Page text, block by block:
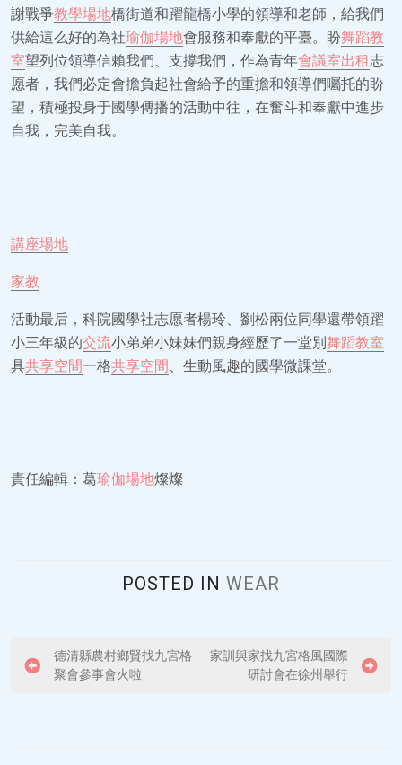
謝戰爭教學場地橋街道和躍龍橋小學的領導和老師，給我們
供給這么好的為社瑜伽場地會服務和奉獻的平臺。盼舞蹈教
室望列位領導信賴我們、支撐我們，作為青年會議室出租志
愿者，我們必定會擔負起社會給予的重擔和領導們囑托的盼
望，積極投身于國學傳播的活動中往，在奮斗和奉獻中進步
自我，完美自我。
講座場地
家教
活動最后，科院國學社志愿者楊玲、劉松兩位同學還帶領躍
小三年級的交流小弟弟小妹妹們親身經歷了一堂別舞蹈教室
具共享空間一格共享空間、生動風趣的國學微課堂。
責任編輯：葛瑜伽場地燦燦
POSTED IN WEAR
P
德清縣農村鄉賢找九宮格
聚會參事會火啦
家訓與家找九宮格風國際
研討會在徐州舉行